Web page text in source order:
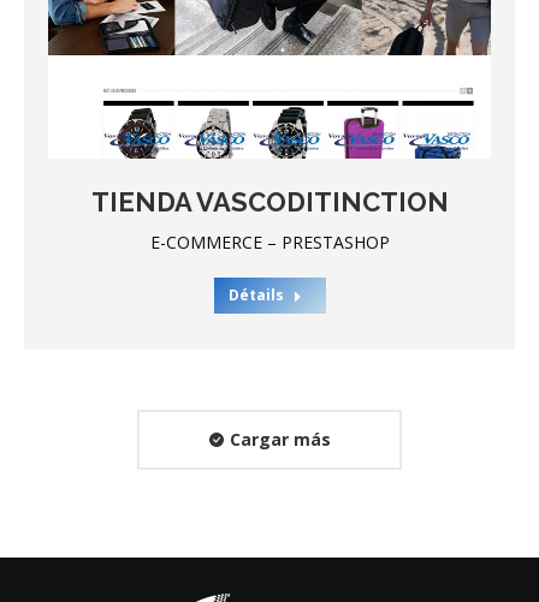
TIENDA VASCODITINCTION
E-COMMERCE – PRESTASHOP
Détails
Cargar más